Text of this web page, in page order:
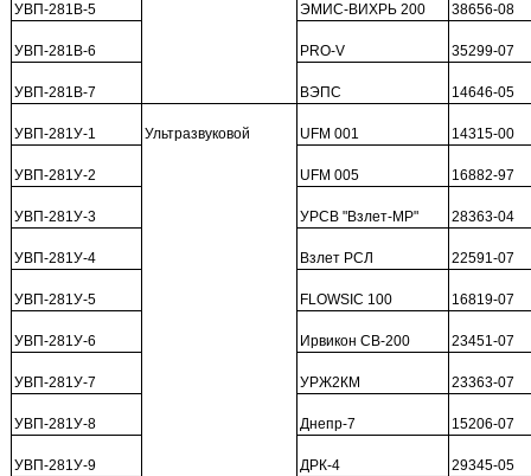
УВП-281В-5 ЭМИС-ВИХРЬ 200 38656-08
УВП-281В-6 PRO-V 35299-07
УВП-281В-7 ВЭПС 14646-05
УВП-281У-1 Ультразвуковой UFM 001 14315-00
УВП-281У-2 UFM 005 16882-97
УВП-281У-3 УРСВ "Взлет-МР" 28363-04
УВП-281У-4 Взлет РСЛ 22591-07
УВП-281У-5 FLOWSIC 100 16819-07
УВП-281У-6 Ирвикон СВ-200 23451-07
УВП-281У-7 УРЖ2КМ 23363-07
УВП-281У-8 Днепр-7 15206-07
УВП-281У-9 ДРК-4 29345-05